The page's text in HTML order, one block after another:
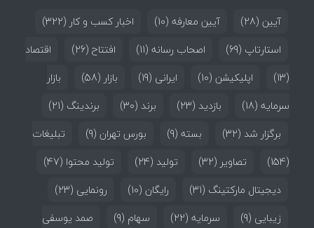
آیین (28) آیین معارفه (10) اخبار کسب و کار (322)
استارتاپ (69) اصحاب رسانه (11) افتتاح (26)
اقتصاد
(13)
اپلیکیشن (10) ایرانی (19) بازار (58)
بازار
سرمایه (18) بازدید (23) برند (30) برندینگ (21)
برگزار شد (32) بسته (9) بورس تهران (9)
تبلیغات
(154)
تصاویر (32) تولید (24) تولید محتوا (47)
دیجیتال مارکتینگ (31) رایگان (10) رونمایی (23)
زیبایی (9) سرمایه (22) سهام (9)
صمد یوسفی